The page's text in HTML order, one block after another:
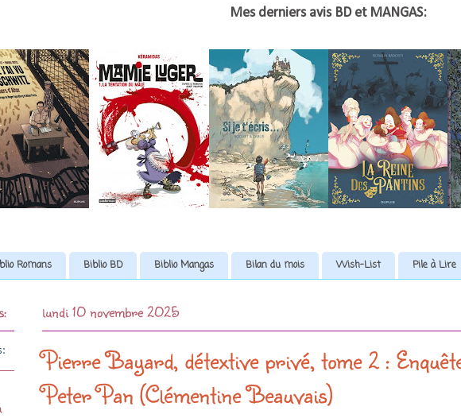
Mes derniers avis BD et MANGAS:
Romans Biblio BD Biblio Mangas Bilan du mois Wish-List Pile à Lire
lundi 10 novembre 2025
Pierre Bayard, détextive privé, tome 2 :
Peter Pan (Clémentine Beauvais)